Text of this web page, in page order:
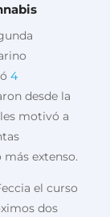
4
desde la
motivó a
extenso.
el curso
dos